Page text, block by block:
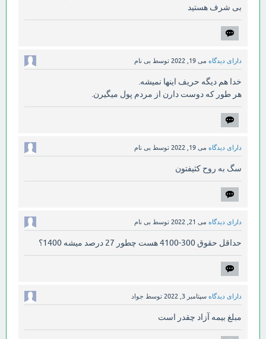
بی شرف هستید
دارای دیدگاه می 19, 2022 توسط بی نام
خدا هم دیگه حریف اینها نمیشه.
هر طور که دوست دارن از مردم پول میگیرن.
دارای دیدگاه می 19, 2022 توسط بی نام
سگ به روح کثیفتون
دارای دیدگاه می 21, 2022 توسط بی نام
حداقل حقوق 300-4100 هست چطور 27 درصد میشه 1400؟
دارای دیدگاه سپتامبر 3, 2022 توسط جواد
مبلغ بیمه آزاد چقدر است